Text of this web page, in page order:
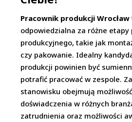
Pracownik produkcji Wrocław
odpowiedzialna za różne etapy
produkcyjnego, takie jak
czy pakowanie. Idealny
produkcji powinien być
potrafić pracować w zespole.
stanowisku obejmują
doświadczenia w różnych
zatrudnienia oraz możliwości